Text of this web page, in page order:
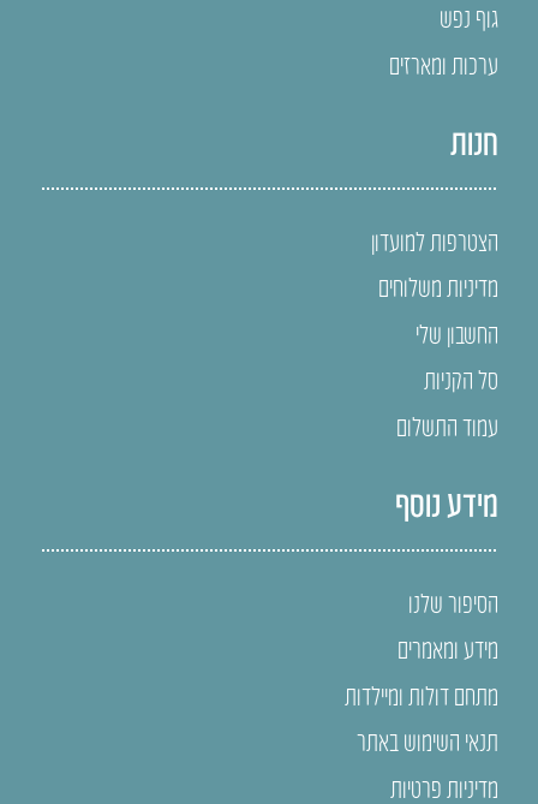
גוף נפש
ערכות ומארזים
חנות
הצטרפות למועדון
מדיניות משלוחים
החשבון שלי
סל הקניות
עמוד התשלום
מידע נוסף
הסיפור שלנו
מידע ומאמרים
מתחם דולות ומיילדות
תנאי השימוש באתר
מדיניות פרטיות